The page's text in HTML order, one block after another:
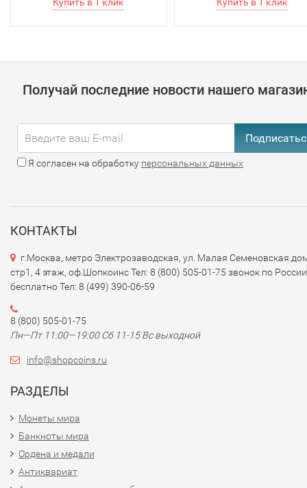
Получай последние новости нашего
Я согласен на обработку персональных данных
КОНТАКТЫ
г.Москва, метро Электрозаводская, ул. Малая Семеновская
стр1, 4 этаж, оф.Шопкоинс Тел: 8 (800) 505-01-75 звонок по России
бесплатно Тел: 8 (499) 390-06-59
8 (800) 505-01-75
Пн—Пт 11:00—19:00 Сб 11-15 Вс выходной
info@shopcoins.ru
РАЗДЕЛЫ
Монеты мира
Банкноты мира
Ордена и медали
Антиквариат